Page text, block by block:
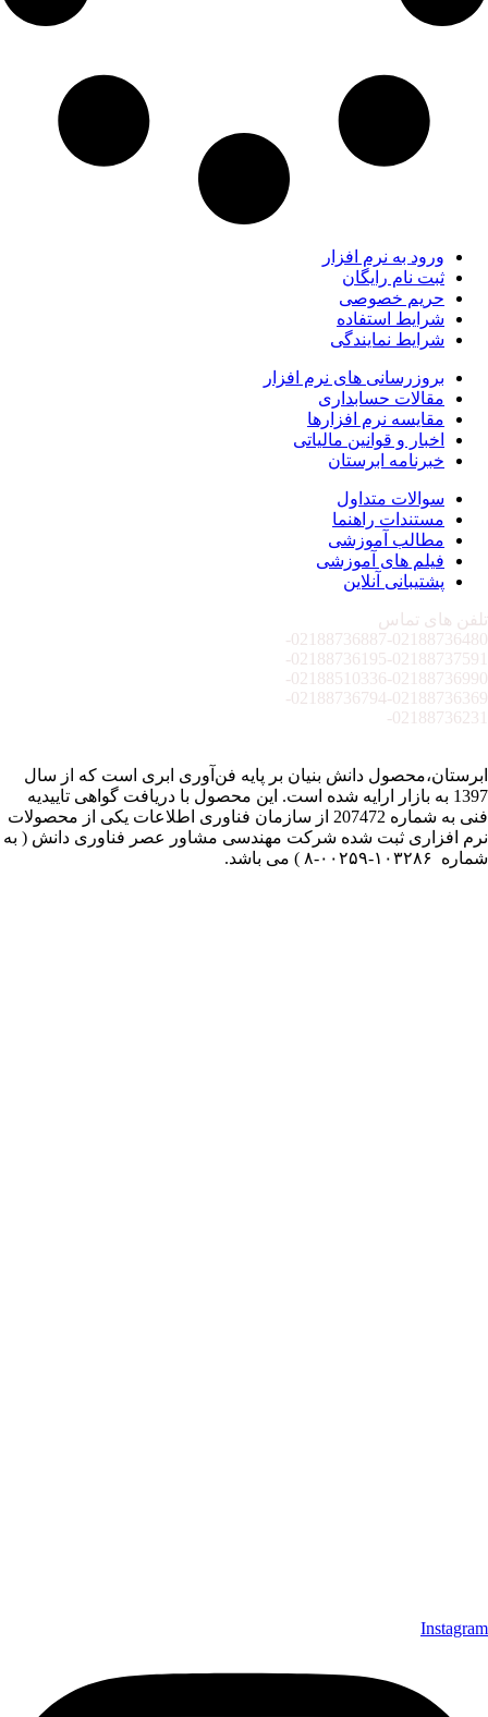
ورود به نرم افزار
ثبت نام رایگان
حریم خصوصی
شرایط استفاده
شرایط نمایندگی
بروزرسانی های نرم افزار
مقالات حسابداری
مقایسه نرم افزارها
اخبار و قوانین مالیاتی
خبرنامه ابرستان
سوالات متداول
مستندات راهنما
مطالب آموزشی
فیلم های آموزشی
پشتیبانی آنلاین
تلفن های تماس
02188736887-02188736480-
02188736195-02188737591-
02188510336-02188736990-
02188736794-02188736369-
02188736231-
ابرستان،محصول دانش بنیان بر پایه فن‌آوری ابری است که از سال
1397 به بازار ارایه شده است. این محصول با دریافت گواهی تاییدیه
فنی به شماره 207472 از سازمان فناوری اطلاعات یکی از محصولات
نرم افزاری ثبت شده شرکت مهندسی مشاور عصر فناوری دانش ( به
شماره ۱۰۳۲۸۶-۰۰۲۵۹-۸ ) می باشد.
Instagram